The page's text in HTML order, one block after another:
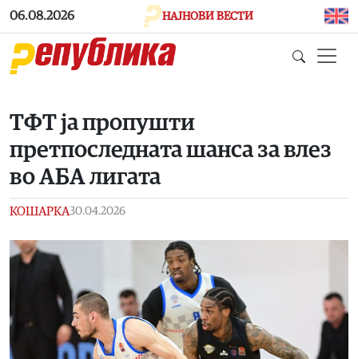
Skip to main content
06.08.2026 НАЈНОВИ ВЕСТИ
ТФТ ја пропушти
претпоследната шанса за влез
во АБА лигата
КОШАРКА30.04.2026